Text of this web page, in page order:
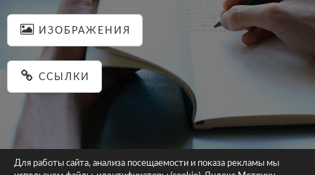
ИЗОБРАЖЕНИЯ
ССЫЛКИ
Для работы сайта, анализа посещаемости и показа рекламы мы